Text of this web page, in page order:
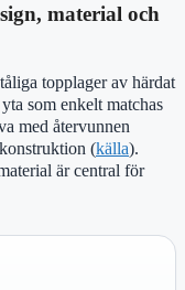
material och
topplager av härdat
som enkelt matchas
med återvunnen
(källa).
är central för